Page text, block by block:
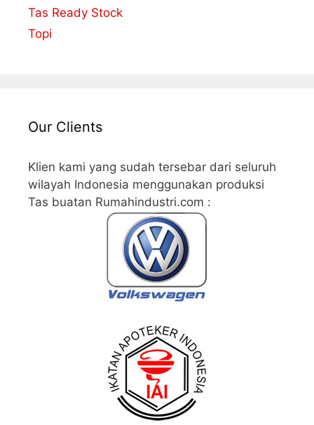
Tas Ready Stock
Topi
Our Clients
Klien kami yang sudah tersebar dari seluruh
wilayah Indonesia menggunakan produksi
Tas buatan Rumahindustri.com :